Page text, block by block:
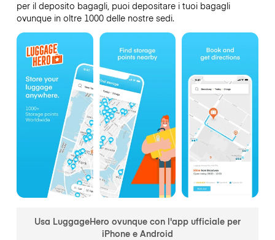
per il deposito bagagli, puoi depositare i tuoi bagagli
ovunque in oltre 1000 delle nostre sedi.
Usa LuggageHero ovunque con l'app ufficiale per
iPhone e Android